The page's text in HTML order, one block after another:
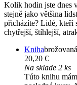
Kolik hodin jste dnes
stejně jako většina
přicházíte? Lidé, kteří
chytřejší, štíhlejší,
Kniha
20,20 €
Na sklade 2 ks
Túto knihu